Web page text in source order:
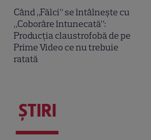
Când „Fălci” se întâlnește cu
„Coborâre întunecată”:
Producția claustrofobă de pe
Prime Video ce nu trebuie
ratată
ŞTIRI